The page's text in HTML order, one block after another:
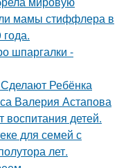
мамы стиффлера в
шпаргалки -
Ребёнка
Валерия Астапова
детей.
для семей с
лет.